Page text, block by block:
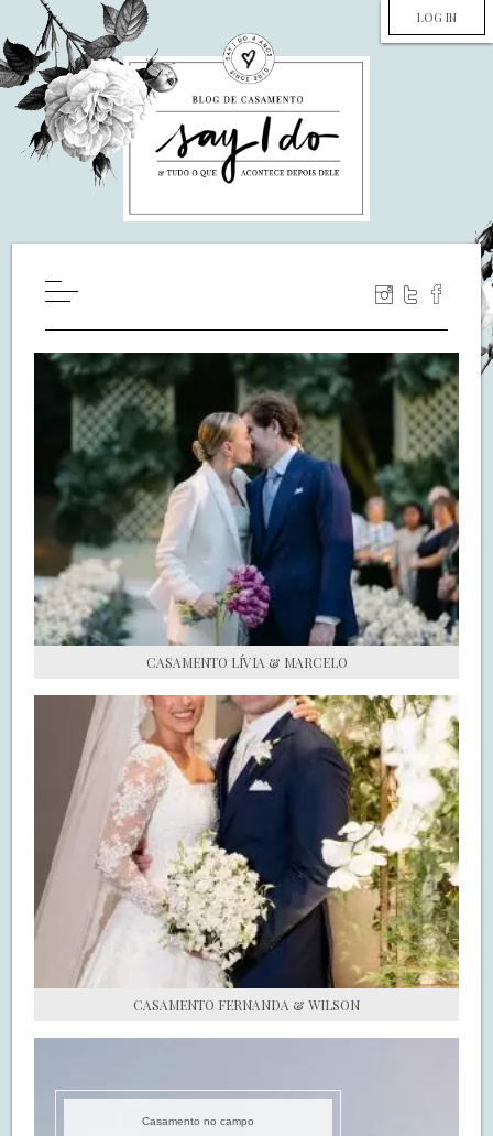
LOG IN
WILL YOU MARRY ME?
LUA DE MEL
COZINHA
DECORAÇÃO
DE NOIVA PRA NOIVA
S.O.S CASADAS
FALE COM O SAY I DO
CASAMENTO LÍVIA & MARCELO
CASAMENTO FERNANDA & WILSON
Casamento no campo